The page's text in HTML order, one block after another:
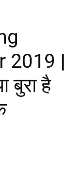
2019 |
बुरा है